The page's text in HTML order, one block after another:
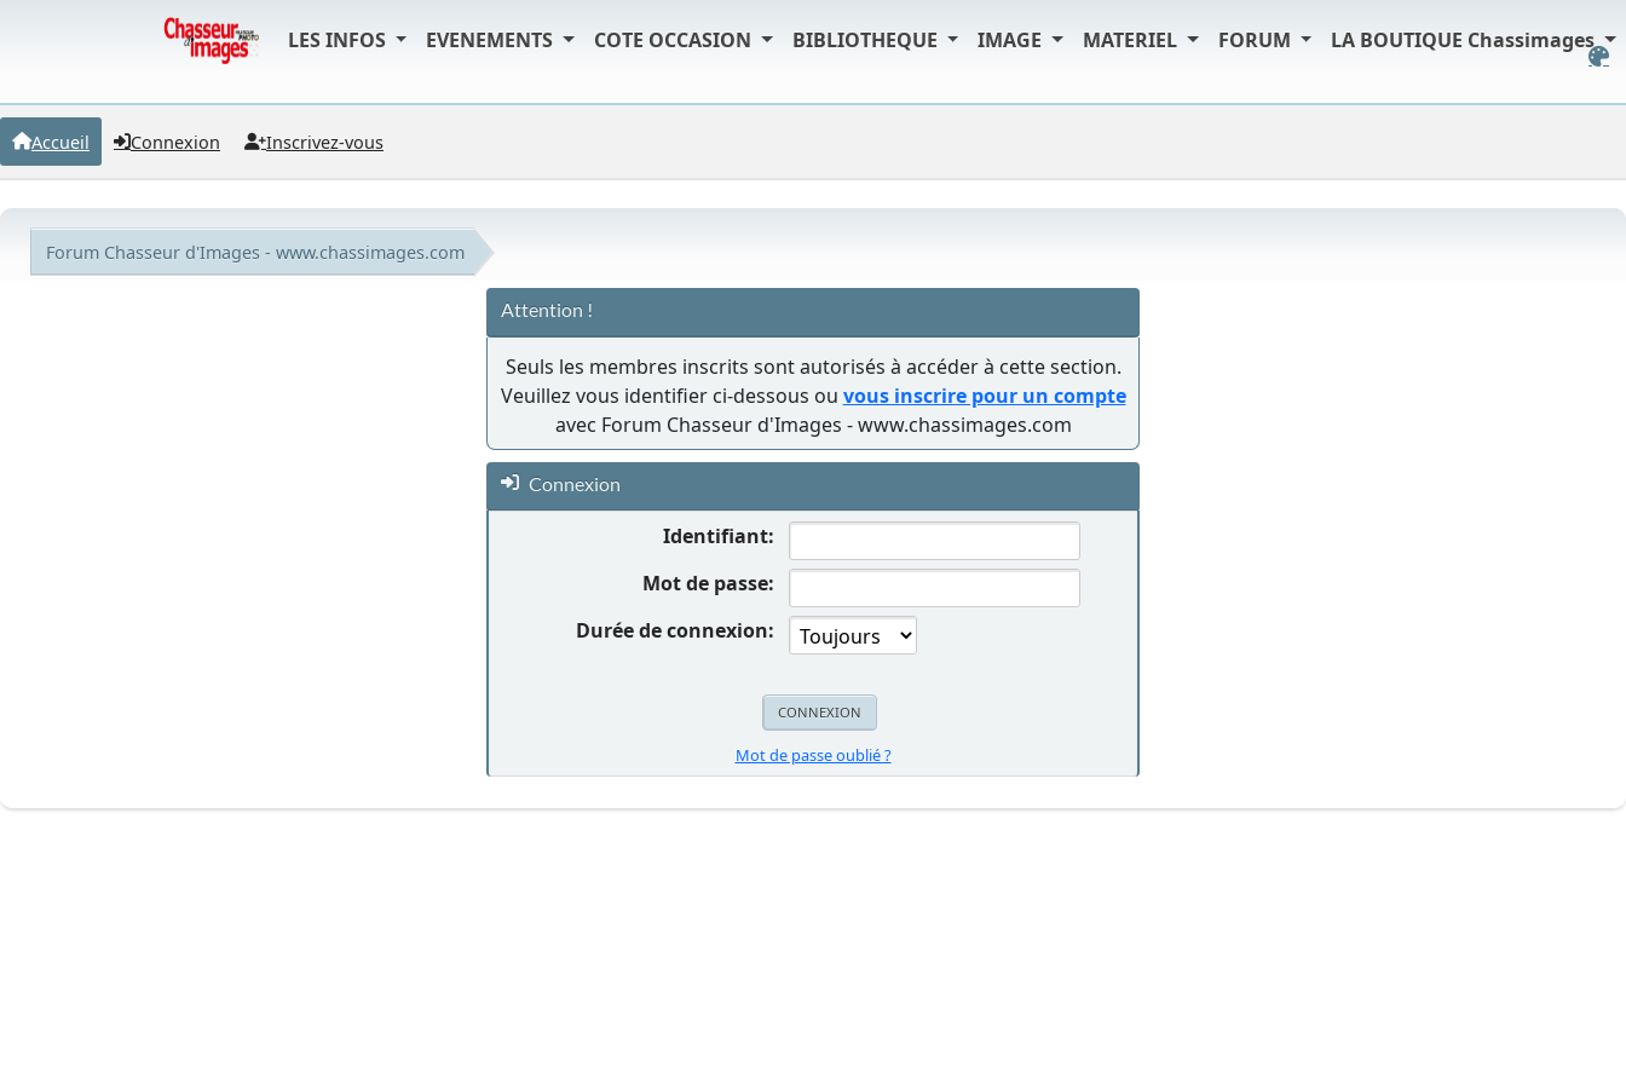
LES INFOS EVENEMENTS COTE OCCASION BIBLIOTHEQUE IMAGE MATERIEL FORUM LA BOUTIQUE Chassimages
Accueil Connexion Inscrivez-vous
Forum Chasseur d'Images - www.chassimages.com
Attention !
Seuls les membres inscrits sont autorisés à accéder à cette section.
Veuillez vous identifier ci-dessous ou vous inscrire pour un compte
avec Forum Chasseur d'Images - www.chassimages.com
Connexion
Identifiant:
Mot de passe:
Durée de connexion:
Mot de passe oublié ?